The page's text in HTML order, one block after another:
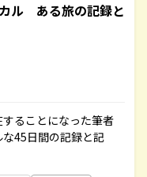
ル ある旅の記録と
ることになった筆者
45日間の記録と記